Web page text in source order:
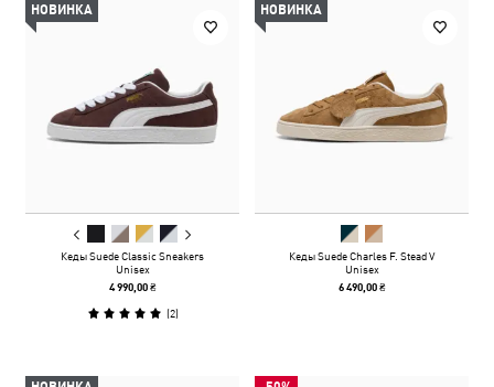
НОВИНКА
Кеды Suede Classic Sneakers
Unisex
4 990,00 ₴
(2)
НОВИНКА
Кеды Suede Charles F. Stead V
Unisex
6 490,00 ₴